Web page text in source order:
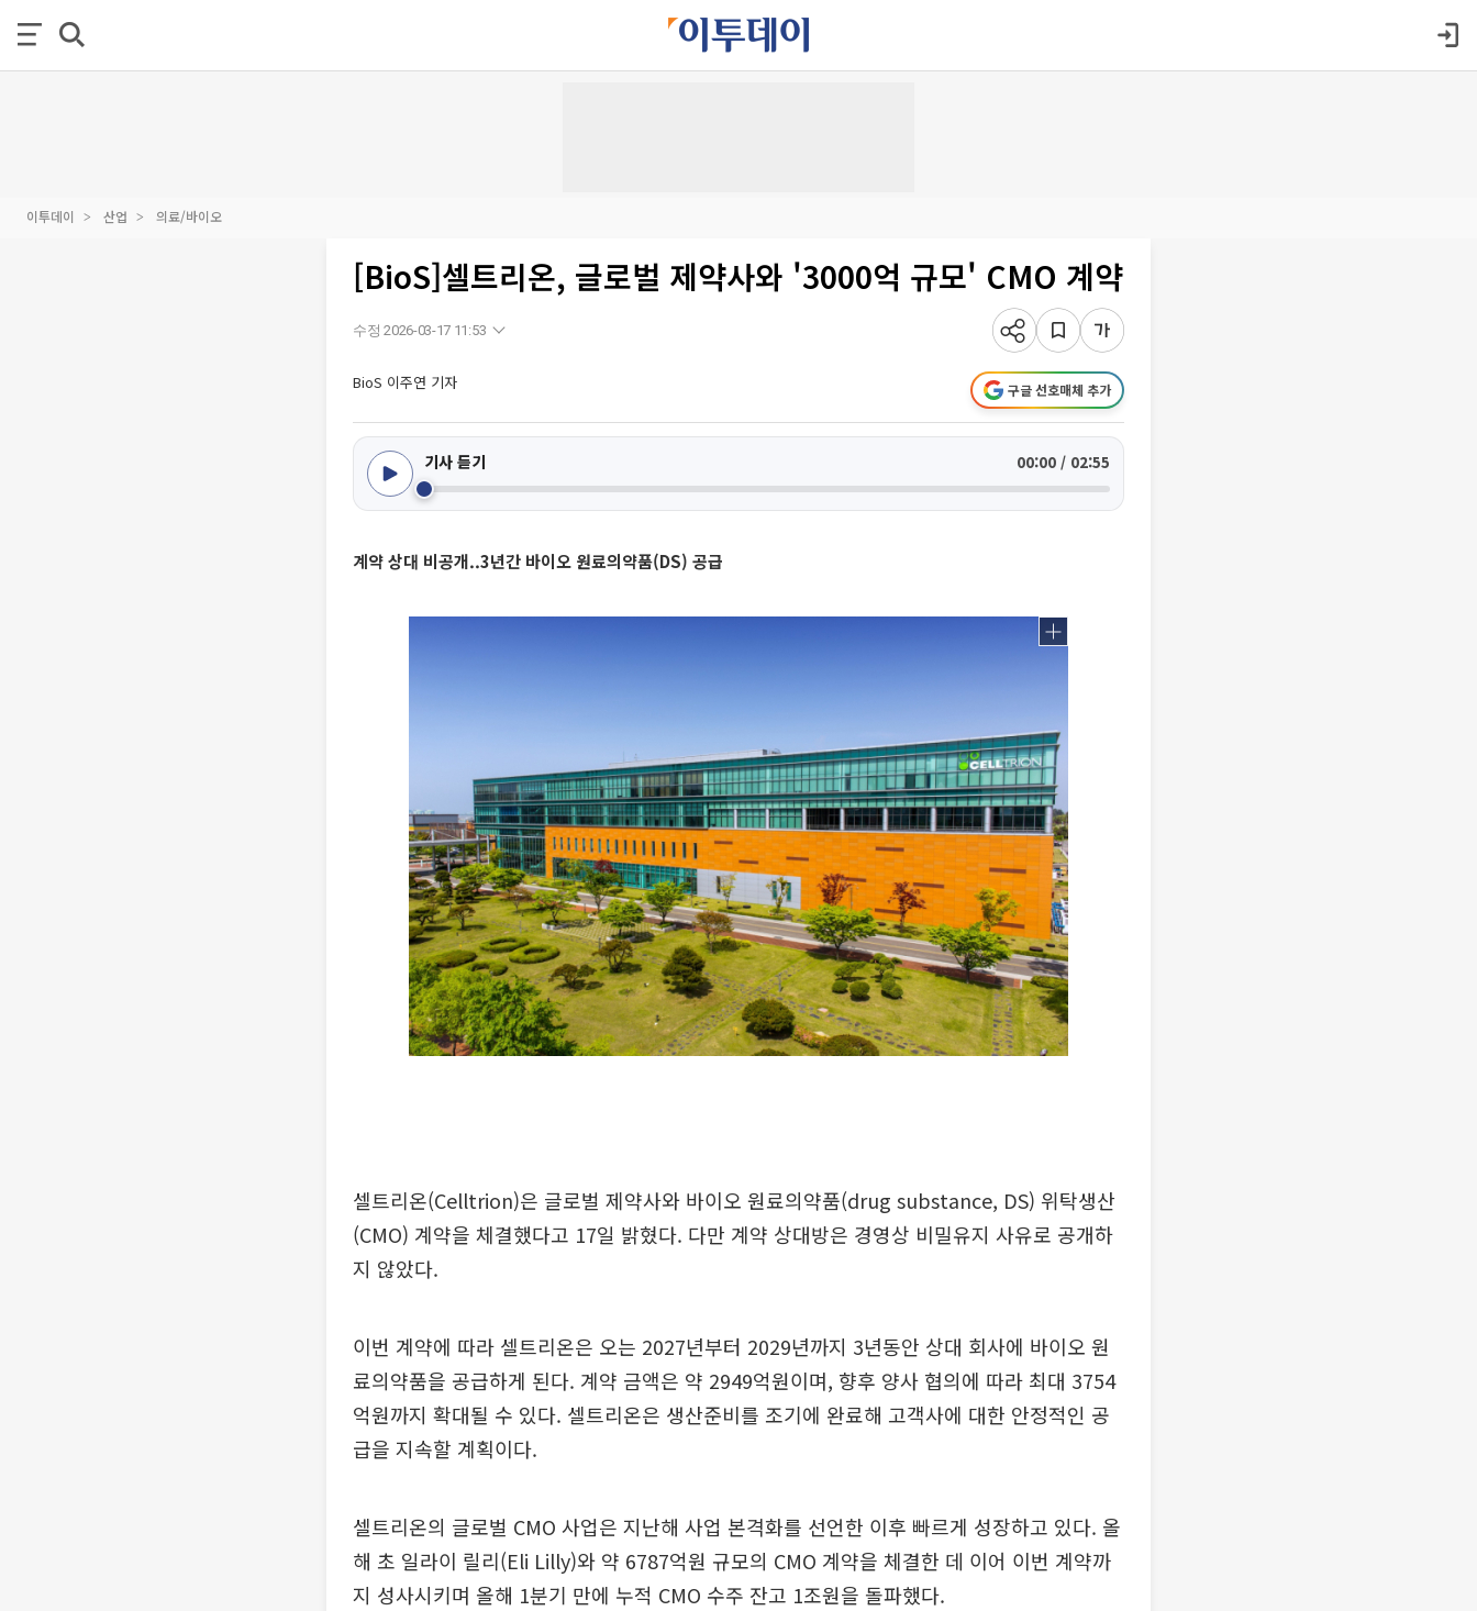
이투데이 산업 의료/바이오
[BioS]셀트리온, 글로벌 제약사와 '3000억 규모' CMO 계약
수정 2026-03-17 11:53
BioS 이주연 기자 구글 선호매체 추가
기사 듣기 00:00 / 02:55
계약 상대 비공개..3년간 바이오 원료의약품(DS) 공급
셀트리온(Celltrion)은 글로벌 제약사와 바이오 원료의약품(drug substance, DS) 위탁생산
(CMO) 계약을 체결했다고 17일 밝혔다. 다만 계약 상대방은 경영상 비밀유지 사유로 공개하
지 않았다.
이번 계약에 따라 셀트리온은 오는 2027년부터 2029년까지 3년동안 상대 회사에 바이오 원
료의약품을 공급하게 된다. 계약 금액은 약 2949억원이며, 향후 양사 협의에 따라 최대 3754
억원까지 확대될 수 있다. 셀트리온은 생산준비를 조기에 완료해 고객사에 대한 안정적인 공
급을 지속할 계획이다.
셀트리온의 글로벌 CMO 사업은 지난해 사업 본격화를 선언한 이후 빠르게 성장하고 있다. 올
해 초 일라이 릴리(Eli Lilly)와 약 6787억원 규모의 CMO 계약을 체결한 데 이어 이번 계약까
지 성사시키며 올해 1분기 만에 누적 CMO 수주 잔고 1조원을 돌파했다.